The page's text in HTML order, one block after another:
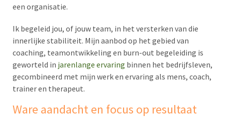
een organisatie.
Ik begeleid jou, of jouw team, in het versterken van die
innerlijke stabiliteit. Mijn aanbod op het gebied van
coaching, teamontwikkeling en burn-out begeleiding is
geworteld in jarenlange ervaring binnen het bedrijfsleven,
gecombineerd met mijn werk en ervaring als mens, coach,
trainer en therapeut.
Ware aandacht en focus op resultaat